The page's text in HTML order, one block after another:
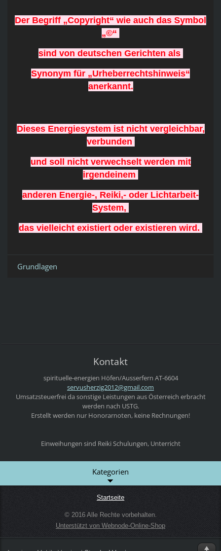
Der Begriff „Copyright“ wie auch das Symbol
„©“
sind von deutschen Gerichten als
Synonym für „Urheberrechtshinweis“
anerkannt.
Dieses Energiesystem ist nicht vergleichbar,
verbunden
und soll nicht verwechselt werden mit
irgendeinem
anderen Energie-, Reiki,- oder Lichtarbeit-
System,
das vielleicht existiert oder existieren wird.
Grundlagen
Kontakt
spirituelle-energien Höfen/Ausserfern AT-6604
servusherzig2012@gmail.com
Umsatzsteuerfrei da sonstige Leistungen aus Österreich erbracht
werden nach USTG.
Erstellt werden nur Honorarnoten, keine Rechnungen!
Einweihungen sind Reiki Schulungen, Unterricht
Kategorien
Startseite
© 2016 Alle Rechte vorbehalten.
Unterstützt von Webnode-Online-Shop